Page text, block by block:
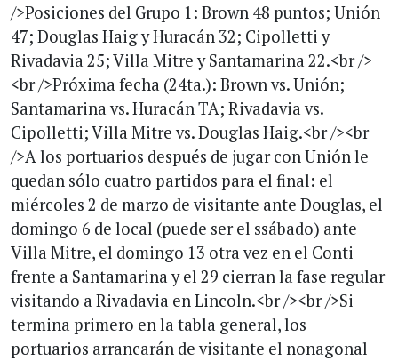
/>Posiciones del Grupo 1: Brown 48 puntos; Unión
47; Douglas Haig y Huracán 32; Cipolletti y
Rivadavia 25; Villa Mitre y Santamarina 22.<br />
<br />Próxima fecha (24ta.): Brown vs. Unión;
Santamarina vs. Huracán TA; Rivadavia vs.
Cipolletti; Villa Mitre vs. Douglas Haig.<br /><br
/>A los portuarios después de jugar con Unión le
quedan sólo cuatro partidos para el final: el
miércoles 2 de marzo de visitante ante Douglas, el
domingo 6 de local (puede ser el ssábado) ante
Villa Mitre, el domingo 13 otra vez en el Conti
frente a Santamarina y el 29 cierran la fase regular
visitando a Rivadavia en Lincoln.<br /><br />Si
termina primero en la tabla general, los
portuarios arrancarán de visitante el nonagonal